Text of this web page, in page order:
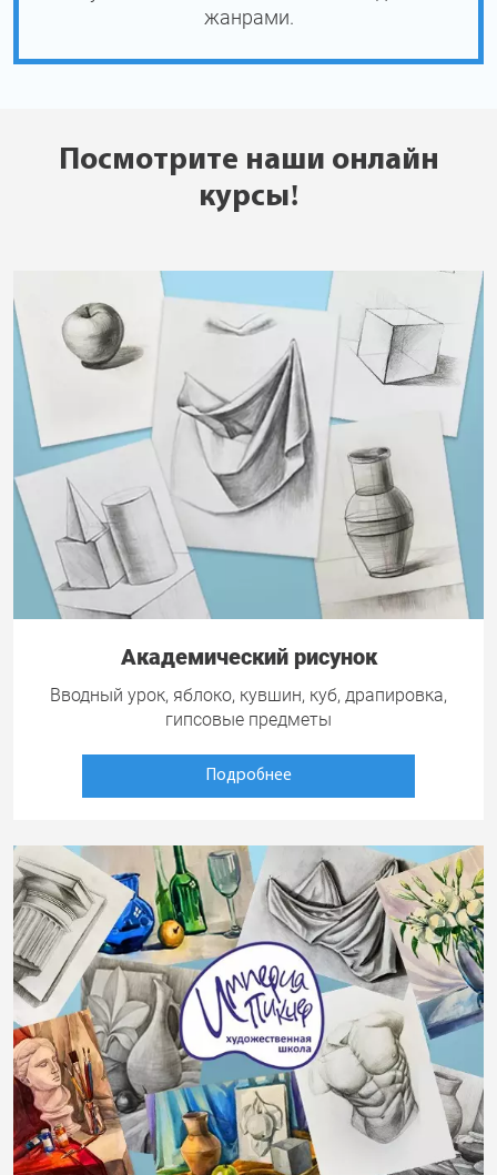
жанрами.
Посмотрите наши онлайн
курсы!
Академический рисунок
Вводный урок, яблоко, кувшин, куб, драпировка,
гипсовые предметы
Подробнее